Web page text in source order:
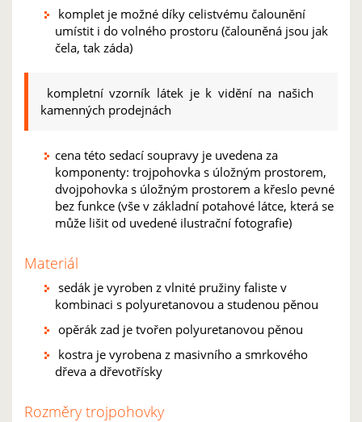
komplet je možné díky celistvému čalounění
umístit i do volného prostoru (čalouněná jsou jak
čela, tak záda)
kompletní vzorník látek je k vidění na našich
kamenných prodejnách
cena této sedací soupravy je uvedena za
komponenty: trojpohovka s úložným prostorem,
dvojpohovka s úložným prostorem a křeslo pevné
bez funkce (vše v základní potahové látce, která se
může lišit od uvedené ilustrační fotografie)
Materiál
sedák je vyroben z vlnité pružiny faliste v
kombinaci s polyuretanovou a studenou pěnou
opěrák zad je tvořen polyuretanovou pěnou
kostra je vyrobena z masivního a smrkového
dřeva a dřevotřísky
Rozměry trojpohovky